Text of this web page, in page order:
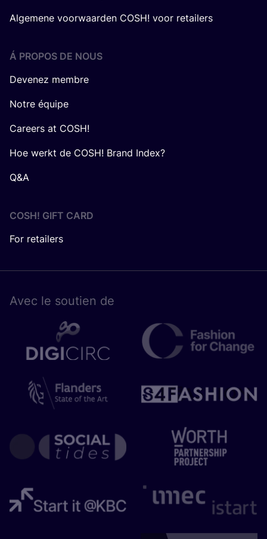
Algemene voorwaarden COSH! voor retailers
Á PROPOS DE NOUS
Devenez membre
Notre équipe
Careers at COSH!
Hoe werkt de COSH! Brand Index?
Q&A
COSH! GIFT CARD
For retailers
Avec le sou­tien de